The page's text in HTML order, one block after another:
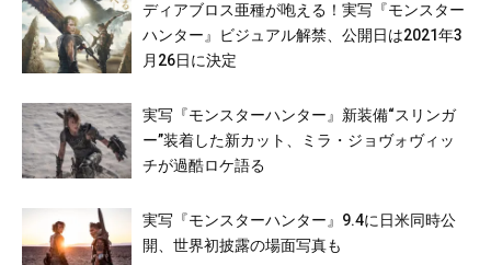
ディアブロス亜種が咆える！実写『モンスター
ハンター』ビジュアル解禁、公開日は2021年3
月26日に決定
実写『モンスターハンター』新装備“スリンガ
ー”装着した新カット、ミラ・ジョヴォヴィッ
チが過酷ロケ語る
実写『モンスターハンター』9.4に日米同時公
開、世界初披露の場面写真も